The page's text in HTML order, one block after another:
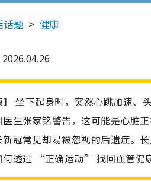
话题 健康
2026.04.26
】 坐下起身时，突然心跳加速
医生张家铭警告，这可能是心脏
新冠常见却易被忽视的后遗症。
何透过 “正确运动” 找回血管健康